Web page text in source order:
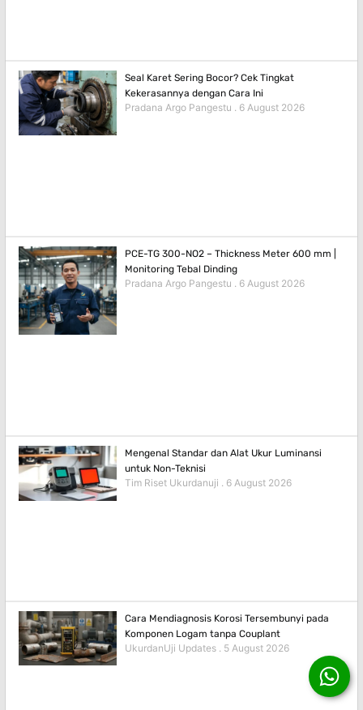
Seal Karet Sering Bocor? Cek Tingkat
Kekerasannya dengan Cara Ini
Pradana Argo Pangestu 6 August 2026
PCE-TG 300-NO2 – Thickness Meter 600 mm |
Monitoring Tebal Dinding
Pradana Argo Pangestu 6 August 2026
Mengenal Standar dan Alat Ukur Luminansi
untuk Non-Teknisi
Tim Riset Ukurdanuji 6 August 2026
Cara Mendiagnosis Korosi Tersembunyi pada
Komponen Logam tanpa Couplant
UkurdanUji Updates 5 August 2026